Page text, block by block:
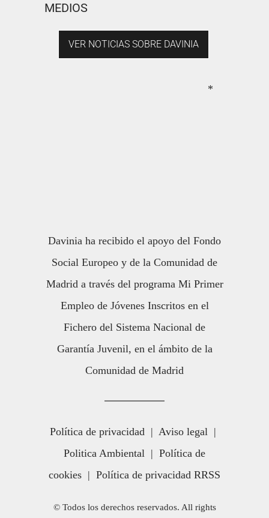
MEDIOS
VER NOTICIAS SOBRE DAVINIA
*
Davinia ha recibido el apoyo del Fondo
Social Europeo y de la Comunidad de
Madrid a través del programa Mi Primer
Empleo de Jóvenes Inscritos en el
Fichero del Sistema Nacional de
Garantía Juvenil, en el ámbito de la
Comunidad de Madrid
Política de privacidad | Aviso legal |
Politica Ambiental | Política de
cookies | Política de privacidad RRSS
© Todos los derechos reservados. All rights